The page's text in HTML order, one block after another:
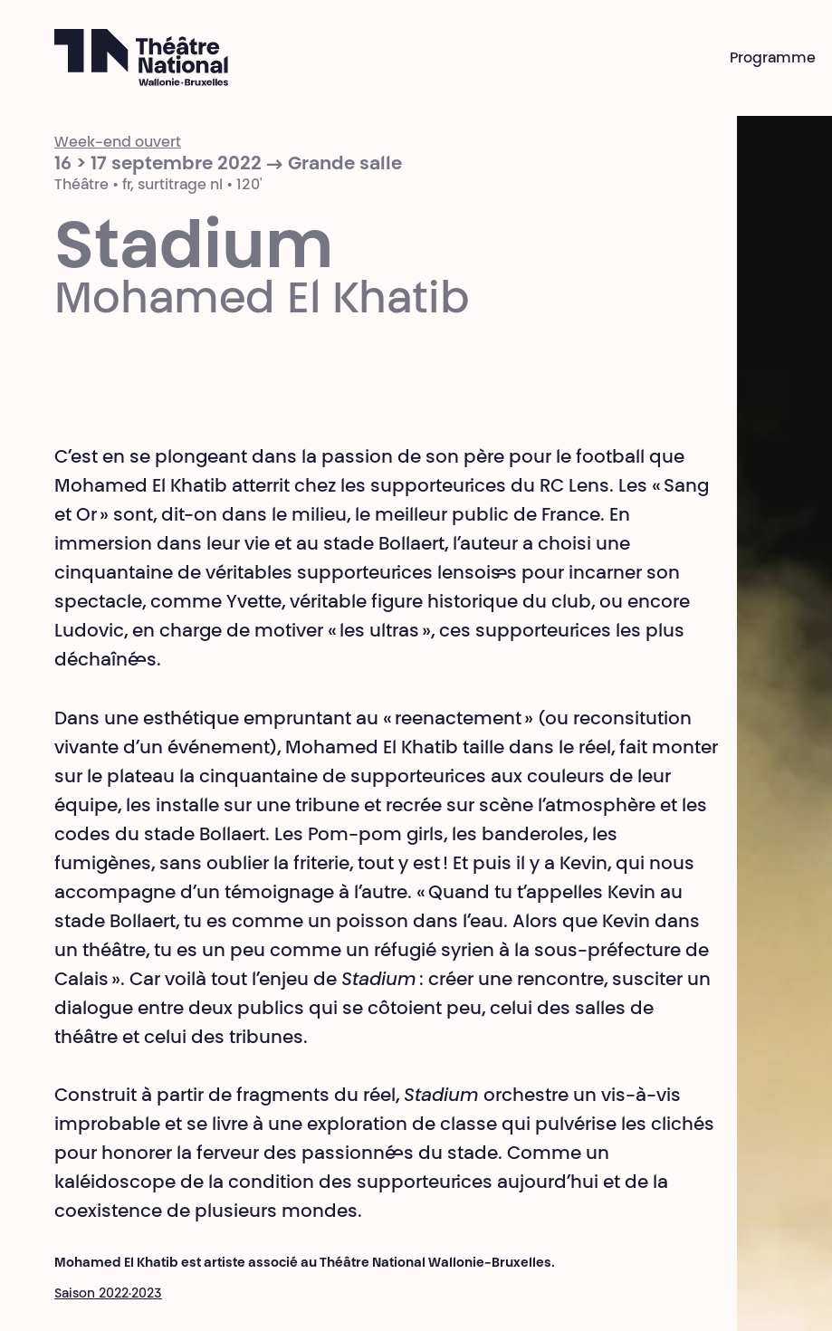
Programme
Week-end ouvert
16 > 17 septembre 2022 → Grande salle
Théâtre • fr, surtitrage nl • 120'
Stadium
Mohamed El Khatib
C’est en se plongeant dans la passion de son père pour le football que
Mohamed El Khatib atterrit chez les supporteur·ices du RC Lens. Les « Sang
et Or » sont, dit-on dans le milieu, le meilleur public de France. En
immersion dans leur vie et au stade Bollaert, l’auteur a choisi une
cinquantaine de véritables supporteur·ices lensois·es pour incarner son
spectacle, comme Yvette, véritable figure historique du club, ou encore
Ludovic, en charge de motiver « les ultras », ces supporteur·ices les plus
déchaîné·es.
Dans une esthétique empruntant au « reenactement » (ou reconsitution
vivante d’un événement), Mohamed El Khatib taille dans le réel, fait monter
sur le plateau la cinquantaine de supporteur·ices aux couleurs de leur
équipe, les installe sur une tribune et recrée sur scène l’atmosphère et les
codes du stade Bollaert. Les Pom-pom girls, les banderoles, les
fumigènes, sans oublier la friterie, tout y est ! Et puis il y a Kevin, qui nous
accompagne d’un témoignage à l’autre. « Quand tu t’appelles Kevin au
stade Bollaert, tu es comme un poisson dans l’eau. Alors que Kevin dans
un théâtre, tu es un peu comme un réfugié syrien à la sous-préfecture de
Calais ». Car voilà tout l’enjeu de Stadium : créer une rencontre, susciter un
dialogue entre deux publics qui se côtoient peu, celui des salles de
théâtre et celui des tribunes.
Construit à partir de fragments du réel, Stadium orchestre un vis-à-vis
improbable et se livre à une exploration de classe qui pulvérise les clichés
pour honorer la ferveur des passionné·es du stade. Comme un
kaléidoscope de la condition des supporteur·ices aujourd’hui et de la
coexistence de plusieurs mondes.
Mohamed El Khatib est artiste associé au Théâtre National Wallonie-Bruxelles.
Saison 2022·2023